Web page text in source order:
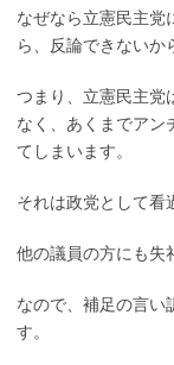
なぜなら立憲民主党
ら、反論できないか
つまり、立憲民主党
なく、あくまでアン
てしまいます。
それは政党として看
他の議員の方にも失
なので、補足の言い
す。